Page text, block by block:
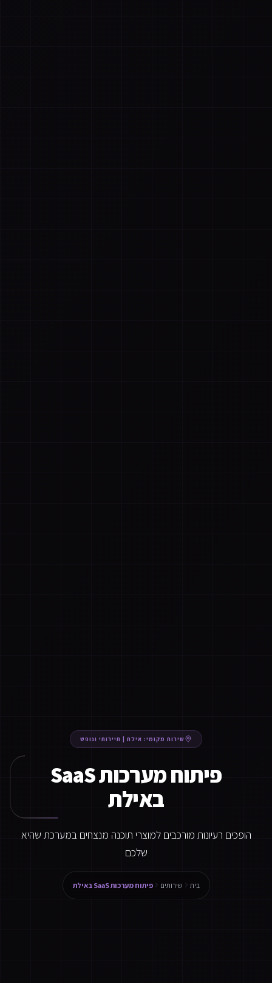
שירות מקומי: אילת | תיירותי ונופש
פיתוח מערכות SaaS
באילת
הופכים רעיונות מורכבים למוצרי תוכנה מנצחים במערכת שהיא
שלכם
בית שירותים פיתוח מערכות SaaS באילת